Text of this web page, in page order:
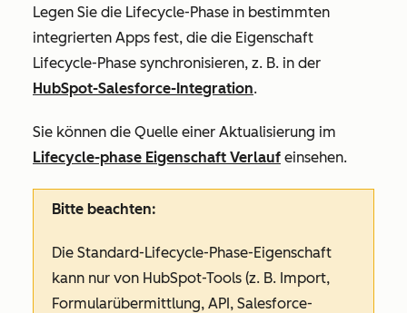
Legen Sie die Lifecycle-Phase in bestimmten
integrierten Apps fest, die die Eigenschaft
Lifecycle-Phase synchronisieren, z. B. in der
HubSpot-Salesforce-Integration.
Sie können die Quelle einer Aktualisierung im
Lifecycle-phase Eigenschaft Verlauf einsehen.
Bitte beachten:
Die Standard-Lifecycle-Phase-Eigenschaft
kann nur von HubSpot-Tools (z. B. Import,
Formularübermittlung, API, Salesforce-